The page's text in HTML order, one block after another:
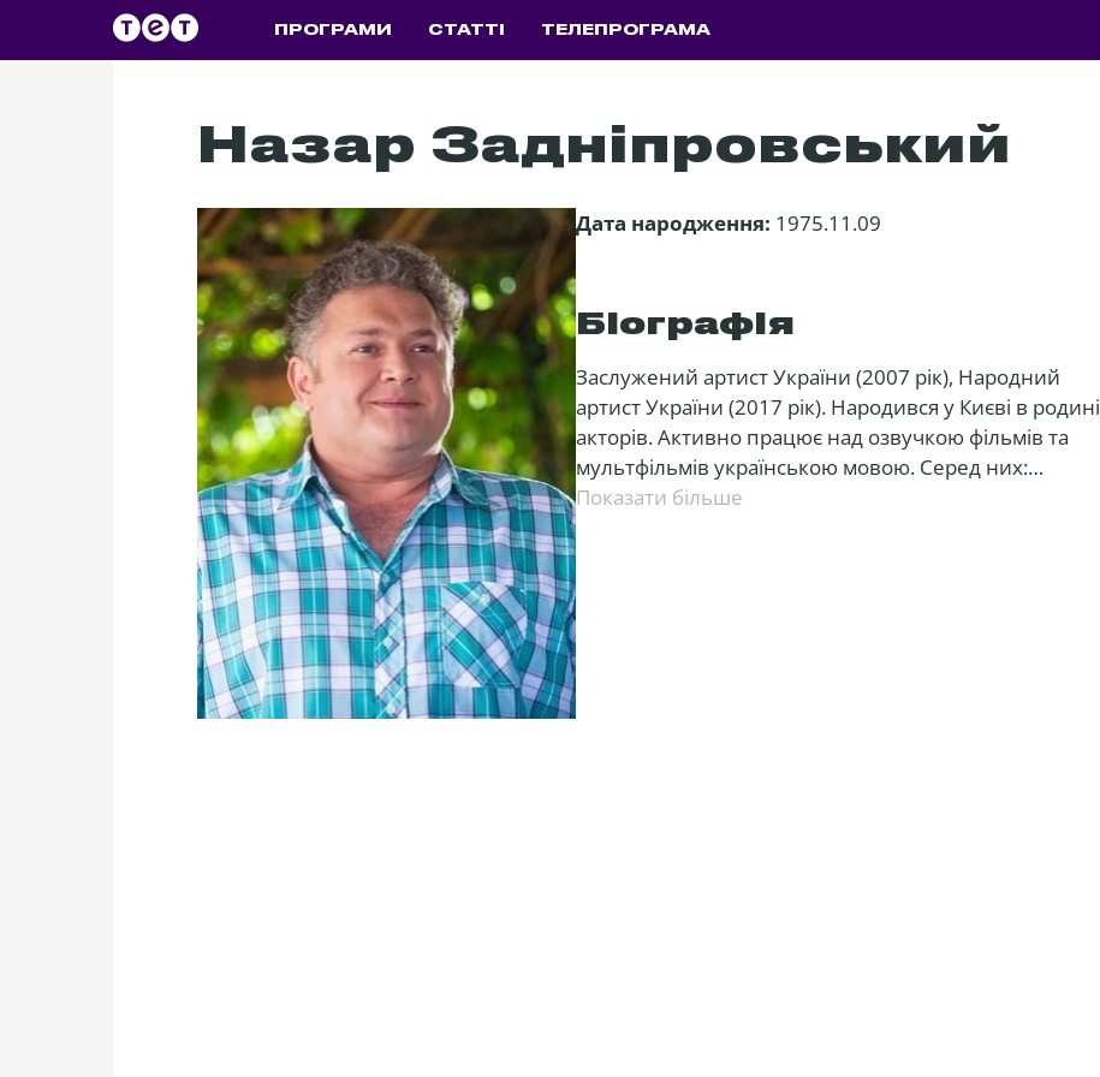
ПРОГРАМИ СТАТТІ ТЕЛЕПРОГРАМА
Назар Задніпровський
Дата народження: 1975.11.09
Біографія
Заслужений артист України (2007 рік), Народний
артист України (2017 рік). Народився у Києві в родині
акторів. Активно працює над озвучкою фільмів та
мультфільмів українською мовою. Серед них:
«Корпорація монстрів», «Тачки 2», «Мадагаскар 3»,
«Мегамозок», «Люди в чорному 3», «Третій зайвий».
показати більше